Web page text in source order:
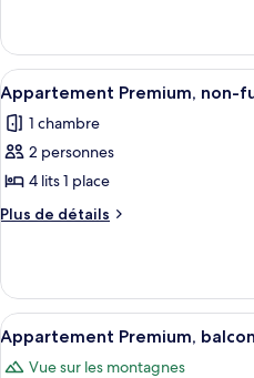
Chambre
Double
Premium,
balcon,
vue
montagne
le
type
de
chambre
Chambre
Double
balcon,
vue
montagne
Afficher
toutes
les
photos
pour
ce
chambre :
Appartement
Premium,
non-
4
Appartement Premium, non-
1 chambre
2 personnes
4 lits 1 place
Plus de détails
Plus
le
type
de
chambre
Appartement
Afficher
toutes
3
Appartement Premium,
Vue sur les montagnes